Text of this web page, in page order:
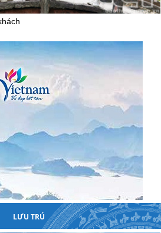
LƯU TRÚ